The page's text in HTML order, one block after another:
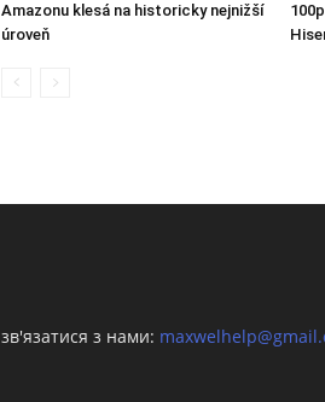
Amazonu klesá na historicky nejnižší
úroveň
зв'язатися з нами: